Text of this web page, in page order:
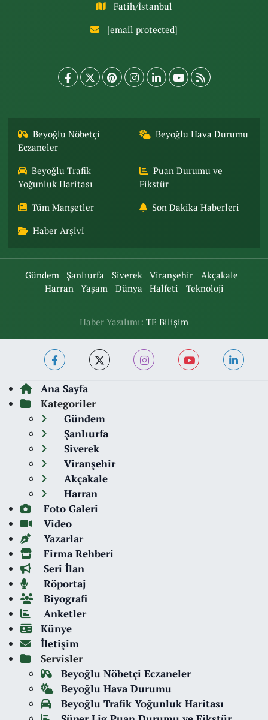
Fatih/İstanbul
[email protected]
Beyoğlu Nöbetçi
Eczaneler
Beyoğlu Hava Durumu
Beyoğlu Trafik
Yoğunluk Haritası
Puan Durumu ve
Fikstür
Tüm Manşetler Son Dakika Haberleri
Haber Arşivi
Gündem Şanlıurfa Siverek Viranşehir
Akçakale
Harran
Yaşam Dünya Halfeti Teknoloji
Haber Yazılımı: TE Bilişim
Ana Sayfa
Kategoriler
Gündem
Şanlıurfa
Siverek
Viranşehir
Akçakale
Harran
Foto Galeri
Video
Yazarlar
Firma Rehberi
Seri İlan
Röportaj
Biyografi
Anketler
Künye
İletişim
Servisler
Beyoğlu Nöbetçi Eczaneler
Beyoğlu Hava Durumu
Beyoğlu Trafik Yoğunluk Haritası